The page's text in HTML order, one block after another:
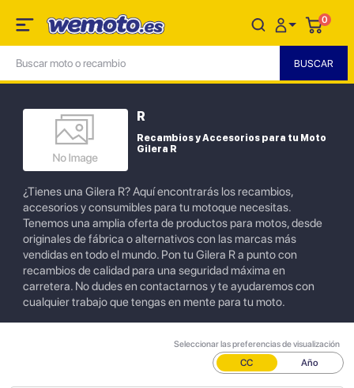
0
R
Recambios y Accesorios para tu Moto
Gilera R
¿Tienes una Gilera R? Aquí encontrarás los recambios,
accesorios y consumibles para tu motoque necesitas.
Tenemos una amplia oferta de productos para motos, desde
originales de fábrica o alternativos con las marcas más
vendidas en todo el mundo. Pon tu Gilera R a punto con
recambios de calidad para una seguridad máxima en
carretera. No dudes en contactarnos y te ayudaremos con
cualquier trabajo que tengas en mente para tu moto.
Seleccionar las preferencias de visualización
CC Año